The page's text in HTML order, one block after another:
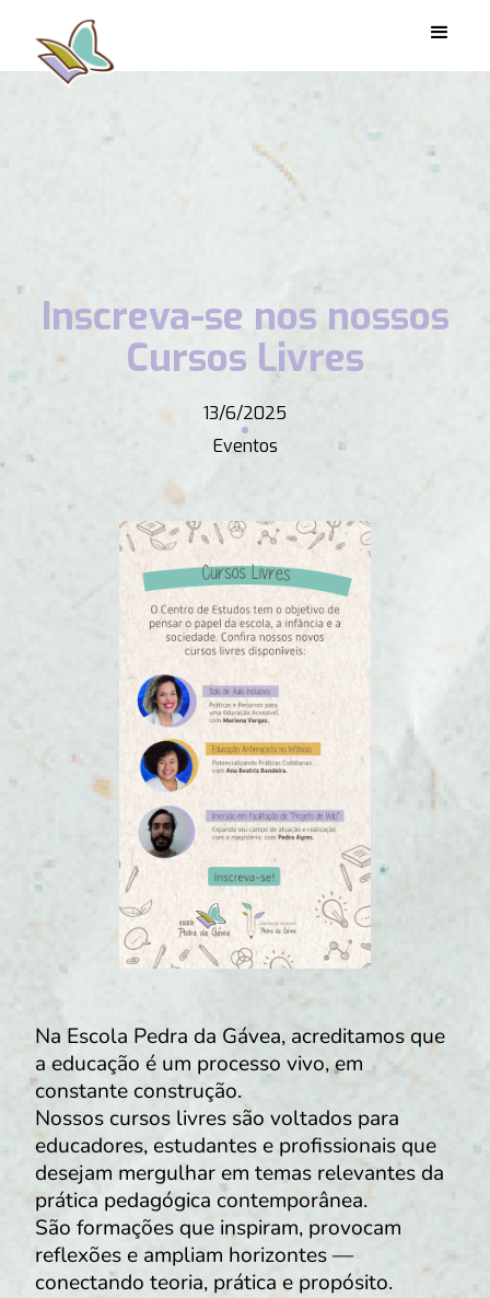
Inscreva-se nos nossos
Cursos Livres
13/6/2025
Eventos
Na Escola Pedra da Gávea, acreditamos que
a educação é um processo vivo, em
constante construção.
Nossos cursos livres são voltados para
educadores, estudantes e profissionais que
desejam mergulhar em temas relevantes da
prática pedagógica contemporânea.
São formações que inspiram, provocam
reflexões e ampliam horizontes —
conectando teoria, prática e propósito.